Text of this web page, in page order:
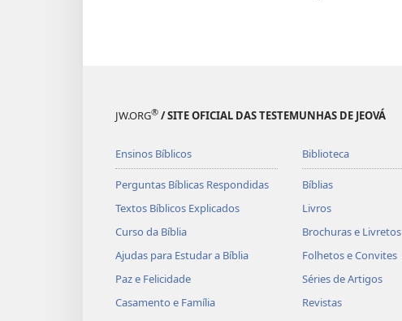
JW.ORG® / SITE OFICIAL DAS TESTEMUNHAS DE JEOVÁ
Ensinos Bíblicos
Perguntas Bíblicas Respondidas
Textos Bíblicos Explicados
Curso da Bíblia
Ajudas para Estudar a Bíblia
Paz e Felicidade
Casamento e Família
Biblioteca
Bíblias
Livros
Brochuras e Livretos
Folhetos e Convites
Séries de Artigos
Revistas